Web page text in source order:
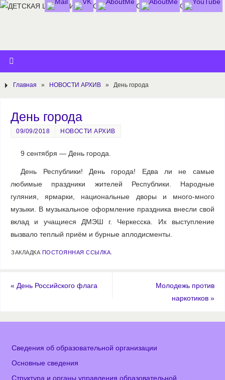
Главная » НОВОСТИ АРХИВ » День города
День города
09/09/2018 НОВОСТИ АРХИВ
9 сентября — День города.
День Республики! День города! Едва ли не самые
любимые праздники жителей Республики. Народные
гуляния, ярмарки, национальные дворы и много-много
музыки. В музыкальное оформление праздника внесли свой
вклад и учащиеся ДМЭШ г. Черкесска. Их выступление
вызвало теплый приём и бурные аплодисменты.
ЗАКЛАДКА ПОСТОЯННАЯ ССЫЛКА
« День Российского флага
Молодежь против
наркотиков »
Сведения об образовательной организации
Основные сведения
Структура и органы управления образовательной